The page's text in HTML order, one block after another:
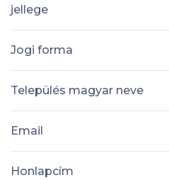
jellege
Jogi forma
Település magyar neve
Email
Honlapcím